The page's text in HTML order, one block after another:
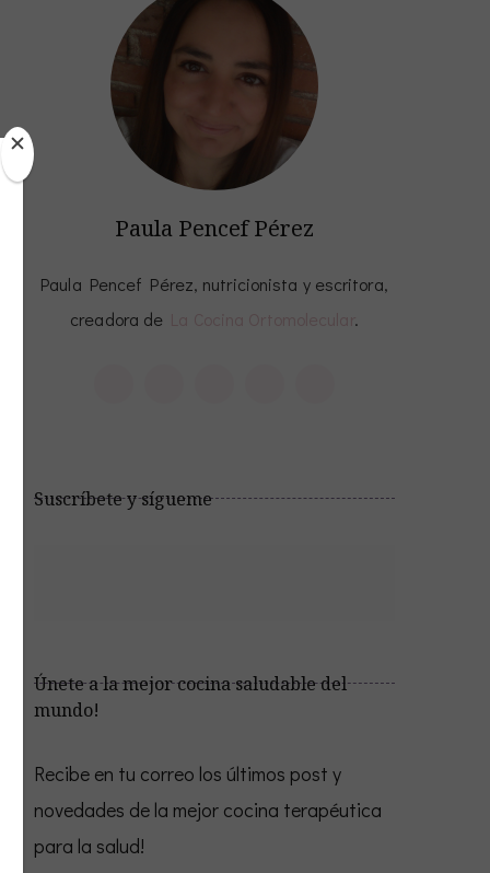
Paula Pencef Pérez
Paula Pencef Pérez, nutricionista y escritora,
creadora de
.
Suscríbete y sígueme
Únete a la mejor cocina saludable del
mundo!
Recibe en tu correo los últimos post y
novedades de la mejor cocina terapéutica
para la salud!